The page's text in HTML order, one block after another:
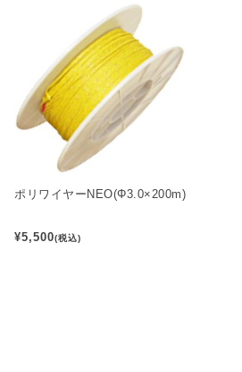
ポリワイヤーNEO(Φ3.0×200m)
¥5,500(税込)